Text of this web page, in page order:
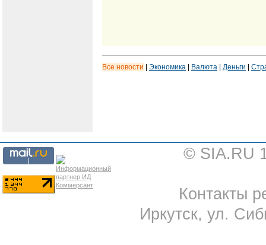
Все новости Экономика Валюта Деньги
© SIA.RU
Контакты
Иркутск, ул.